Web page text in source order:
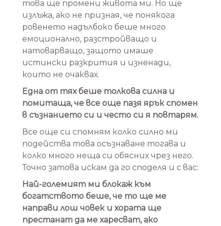
това ще промени живота ми. Но ще
излъжа, ако не призная, че понякога
ровенето надълбоко беше много
емоционално, разстройващо и
натоварващо, защото имаше
истински разкрития и изненади,
които не очаквах.
Една от тях беше толкова силна и
помитаща, че все още пазя ярък спомен
в съзнанието си и често си я повтарям.
Все още си спомням колко силно ми
подейства това осъзнаване тогава и
колко много неща си обясних чрез него.
Точно затова искам да го споделя и с вас:
Най-големият ми блокаж към
богатството беше, че то ще ме
направи лош човек и хората ще
престанат да ме харесват, ако